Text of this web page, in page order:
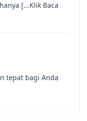
[...Klik Baca
tepat bagi Anda